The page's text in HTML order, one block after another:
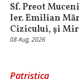
Sf. Preot
Ier. Emilian
Cizicului, şi
08 Aug, 2026
Patristica